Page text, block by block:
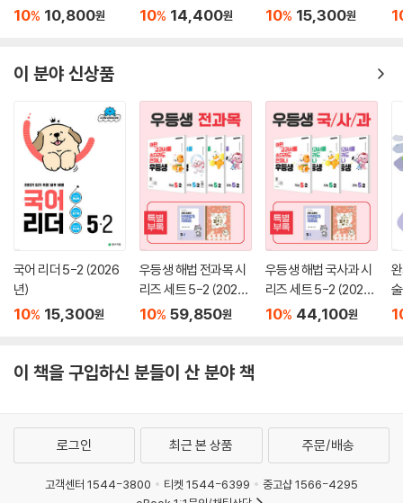
10% 10,800원 10% 14,400원
독서
10% 15,300원
이 분야 신상품
국어 리더 5-2 (2026
년)
10% 15,300원
우등생 해법 전과목 시
리즈 세트 5-2 (2026
년)
10% 59,850원
우등생 해법 국사과 시
리즈 세트 5-2 (2026
년)
10% 44,100원
이 책을 구입하신 분들이 산 분야 책
로그인 최근 본 상품 주문/배송
고객센터 1544-3800 티켓 1544-6399
중고샵 1566-4295